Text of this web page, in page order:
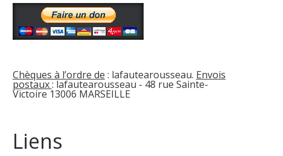
Chèques à l’ordre de : lafautearousseau. Envois
postaux: lafautearousseau - 48 rue Sainte-
Victoire 13006 MARSEILLE
Liens